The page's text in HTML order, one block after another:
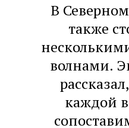
В
также
волнами.
каждой